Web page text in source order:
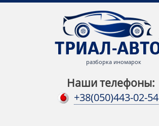
разборка иномарок
Наши телефоны:
+38(050)443-02-54